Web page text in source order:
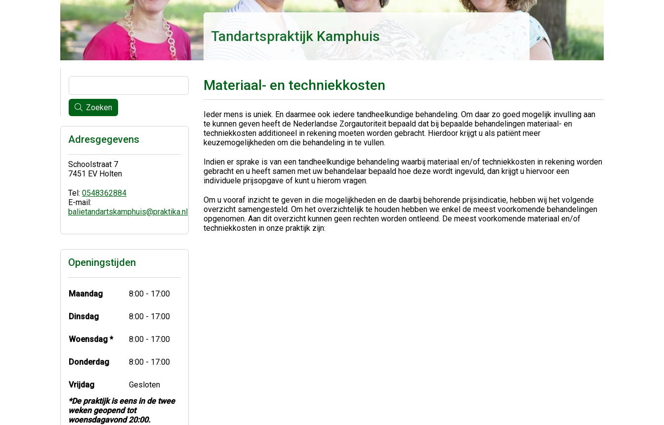
Tandartspraktijk Kamphuis
Materiaal- en techniekkosten
Ieder mens is uniek. En daarmee ook iedere tandheelkundige behandeling. Om daar zo goed mogelijk invulling aan
te kunnen geven heeft de Nederlandse Zorgautoriteit bepaald dat bij bepaalde behandelingen materiaal- en
techniekkosten additioneel in rekening moeten worden gebracht. Hierdoor krijgt u als patiënt meer
keuzemogelijkheden om die behandeling in te vullen.
Indien er sprake is van een tandheelkundige behandeling waarbij materiaal en/of techniekkosten in rekening worden
gebracht en u heeft samen met uw behandelaar bepaald hoe deze wordt ingevuld, dan krijgt u hiervoor een
individuele prijsopgave of kunt u hierom vragen.
Om u vooraf inzicht te geven in die mogelijkheden en de daarbij behorende prijsindicatie, hebben wij het volgende
overzicht samengesteld. Om het overzichtelijk te houden hebben we enkel de meest voorkomende behandelingen
opgenomen. Aan dit overzicht kunnen geen rechten worden ontleend. De meest voorkomende materiaal en/of
techniekkosten in onze praktijk zijn:
Zoeken
Adresgegevens
Schoolstraat 7
7451 EV Holten
Tel: 0548362884
E-mail:
balietandartskamphuis@praktika.nl
Openingstijden
Maandag 8:00 - 17:00
Dinsdag 8:00 - 17:00
Woensdag * 8:00 - 17:00
Donderdag 8:00 - 17:00
Vrijdag
Gesloten
*De praktijk is eens in de twee
weken geopend tot
woensdagavond 20:00.